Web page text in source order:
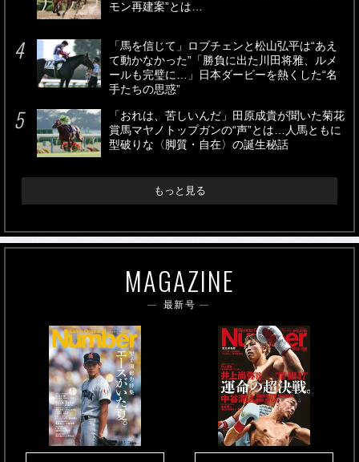
モン再建案”とは…
「馬を信じて」ロブチェンと松山弘平は“あえ
て動かなかった”「勝負に出た川田将雅、ルメ
ールも完璧に…」日本ダービーを熱くした“名
手たちの思惑”
「おれは、苦しいんだ」田原成貴が聞いた菊花
賞馬マヤノトップガンの“声”とは…人馬ともに
型破りな〈脚質・自在〉の誕生秘話
もっと見る
MAGAZINE
最新号